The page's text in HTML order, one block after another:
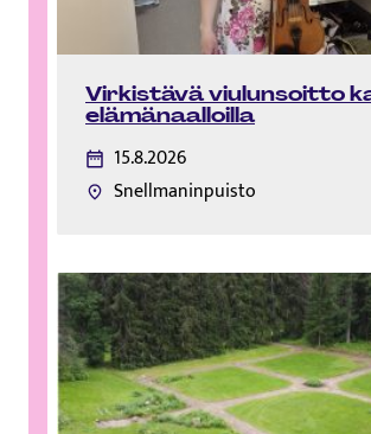
Virkistävä viulunsoitto
elämänaalloilla
15.8.2026
Snellmaninpuisto